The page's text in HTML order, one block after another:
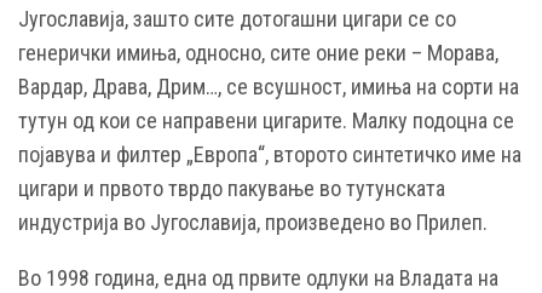
Југославија, зашто сите дотогашни цигари се со
генерички имиња, односно, сите оние реки – Морава,
Вардар, Драва, Дрим…, се всушност, имиња на сорти на
тутун од кои се направени цигарите. Малку подоцна се
појавува и филтер „Европа“, второто синтетичко име на
цигари и првото тврдо пакување во тутунската
индустрија во Југославија, произведено во Прилеп.
Во 1998 година, една од првите одлуки на Владата на